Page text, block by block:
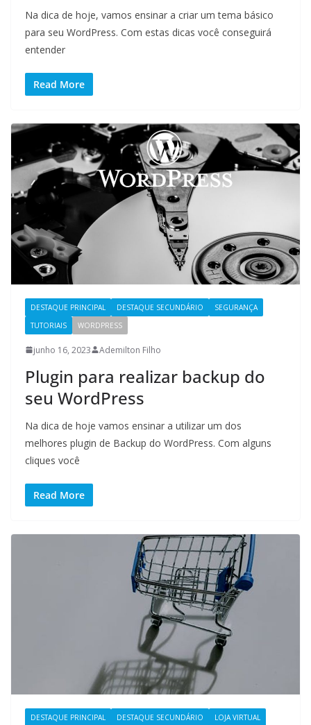
Na dica de hoje, vamos ensinar a criar um tema básico
para seu WordPress. Com estas dicas você conseguirá
entender
Read More
DESTAQUE PRINCIPAL DESTAQUE SECUNDÁRIO
SEGURANÇA
TUTORIAIS
WORDPRESS
junho 16, 2023 Ademilton Filho
Plugin para realizar backup do
seu WordPress
Na dica de hoje vamos ensinar a utilizar um dos
melhores plugin de Backup do WordPress. Com alguns
cliques você
Read More
DESTAQUE PRINCIPAL DESTAQUE SECUNDÁRIO
LOJA VIRTUAL